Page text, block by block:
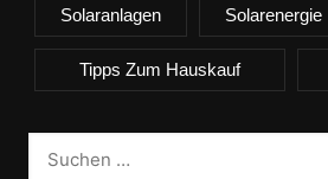
Solaranlagen Solarenergie
Tipps Zum Hauskauf